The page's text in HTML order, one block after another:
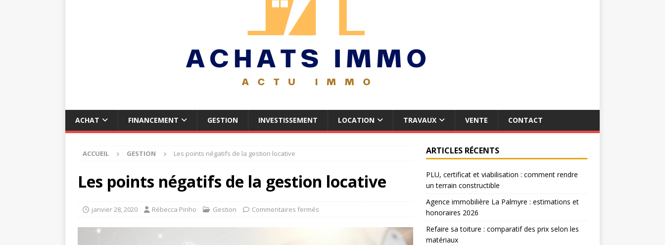
ACHAT FINANCEMENT GESTION INVESTISSEMENT LOCATION TRAVAUX VENTE CONTACT
ACCUEIL GESTION Les points négatifs de la gestion locative
Les points négatifs de la gestion locative
janvier 28, 2020 Rébecca Pinho Gestion Commentaires fermés
ARTICLES RÉCENTS
PLU, certificat et viabilisation : comment rendre
un terrain constructible
Agence immobilière La Palmyre : estimations et
honoraires 2026
Refaire sa toiture : comparatif des prix selon les
matériaux